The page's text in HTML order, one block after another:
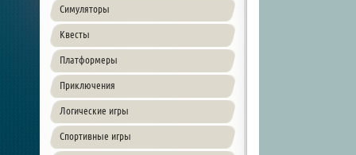
Симуляторы
Квесты
Платформеры
Приключения
Логические игры
Спортивные игры